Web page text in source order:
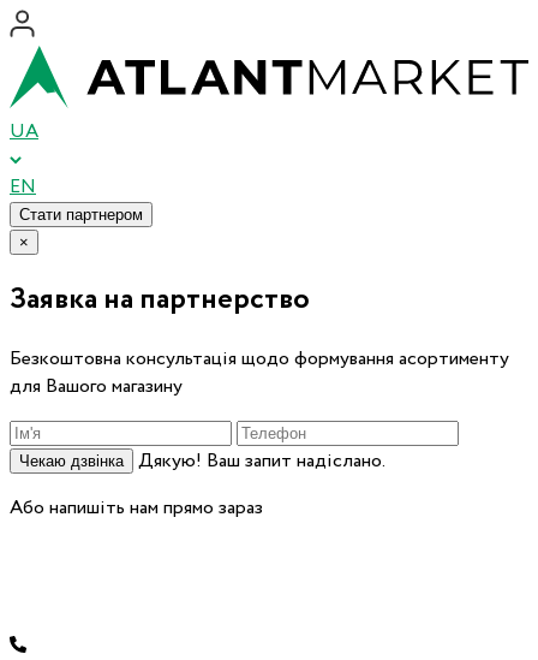
UA
EN
Стати партнером
×
Заявка на партнерство
Безкоштовна консультація щодо формування асортименту
для Вашого магазину
Чекаю дзвінка
Дякую! Ваш запит надіслано.
Або напишіть нам прямо зараз